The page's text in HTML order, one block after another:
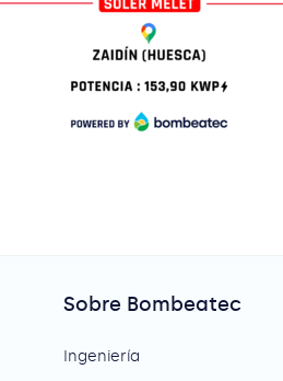
Sobre Bombeatec
Ingeniería